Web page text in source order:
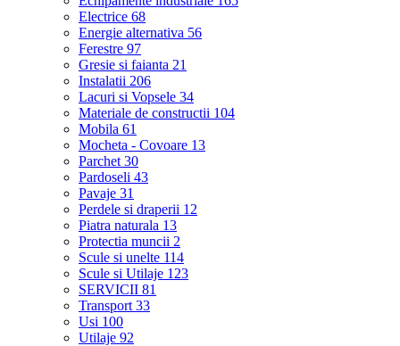
Electrice 68
Energie alternativa 56
Ferestre 97
Gresie si faianta 21
Instalatii 206
Lacuri si Vopsele 34
Materiale de constructii 104
Mobila 61
Mocheta - Covoare 13
Parchet 30
Pardoseli 43
Pavaje 31
Perdele si draperii 12
Piatra naturala 13
Protectia muncii 2
Scule si unelte 114
Scule si Utilaje 123
SERVICII 81
Transport 33
Usi 100
Utilaje 92